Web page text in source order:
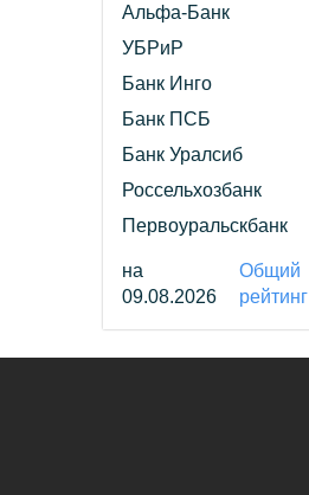
Альфа-Банк
УБРиР
Банк Инго
Банк ПСБ
Банк Уралсиб
Россельхозбанк
Первоуральскбанк
на
09.08.2026
Общий
рейтинг